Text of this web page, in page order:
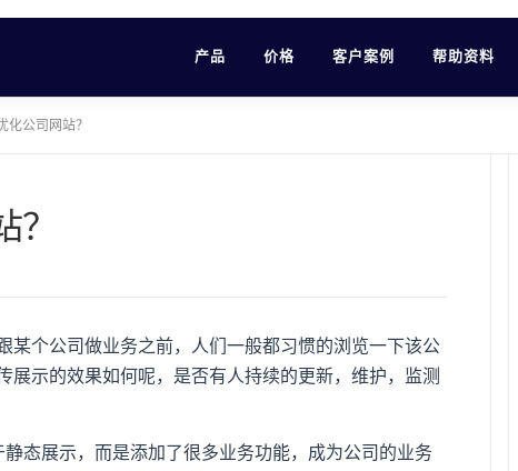
产品 价格 客户案例 帮助资料
化公司网站？
某个公司做业务之前，人们一般都习惯的浏览一下该公
示的效果如何呢，是否有人持续的更新，维护，监测
态展示，而是添加了很多业务功能，成为公司的业务